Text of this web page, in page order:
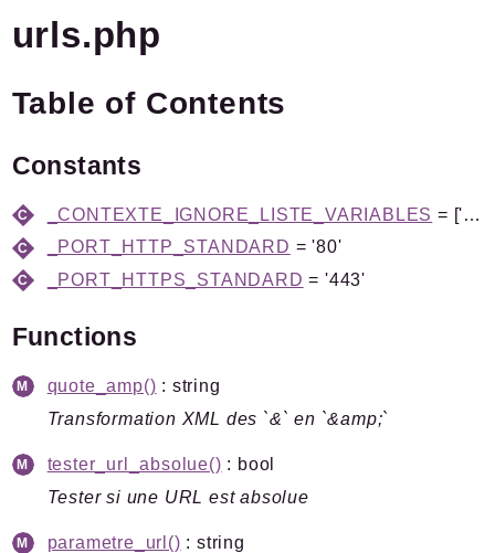
Version5.0.0-beta
Documentation
Développement
Namespaces
Spip
Admin
Boot
Chiffrer
Command
Cron
Documents
HttpKernel
urls.php
Table of Contents
Constants
_CONTEXTE_IGNORE_LISTE_VARIABLES
= ['^var_', '^PHPSESSID$', '^fbclid$', '^utm_']
_PORT_HTTP_STANDARD = '80'
_PORT_HTTPS_STANDARD = '443'
Functions
quote_amp() : string
Transformation XML des `&` en `&amp;`
tester_url_absolue() : bool
Tester si une URL est absolue
parametre_url() : string